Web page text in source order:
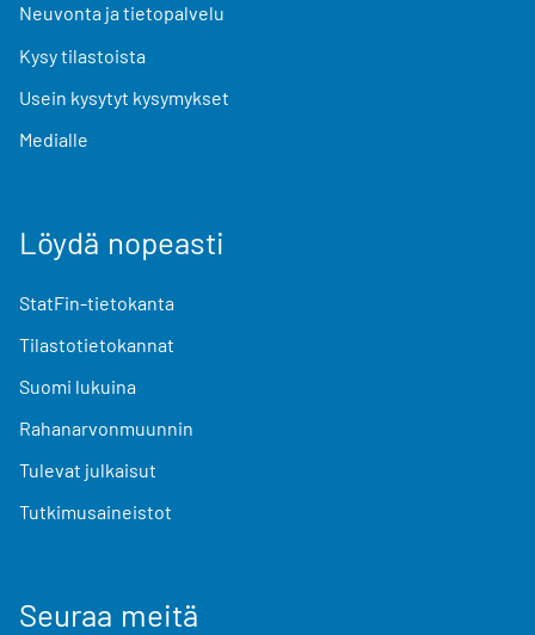
Neuvonta ja tietopalvelu
Kysy tilastoista
Usein kysytyt kysymykset
Medialle
Löydä nopeasti
StatFin-tietokanta
Tilastotietokannat
Suomi lukuina
Rahanarvonmuunnin
Tulevat julkaisut
Tutkimusaineistot
Seuraa meitä